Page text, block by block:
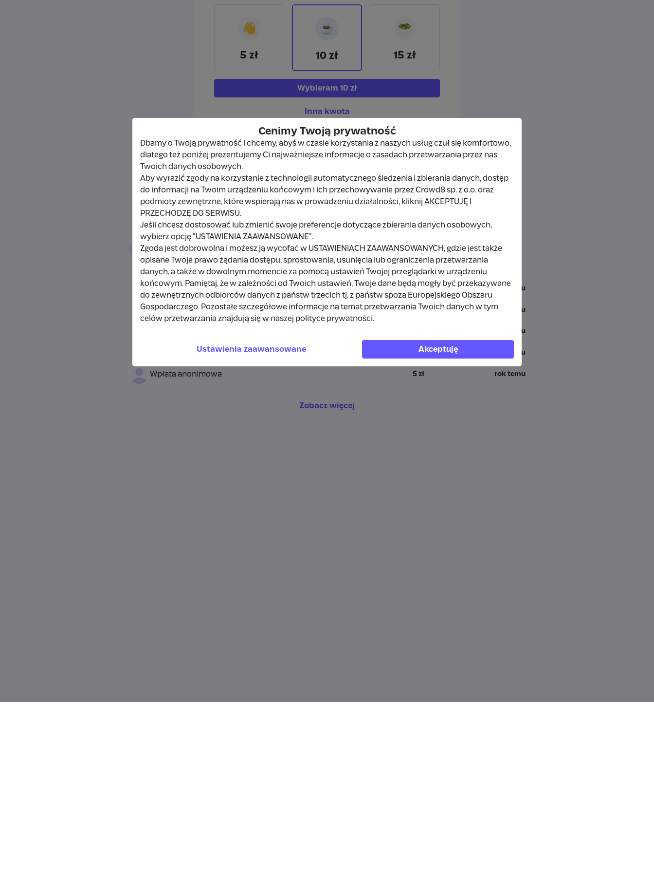
👋
5 zł
☕
10 zł
🥗
15 zł
Wybieram 10 zł
Inna kwota
Udostępnij Zgłoś
Wpłacający/a
Wpłata anonimowa 10 zł miesiąc temu
Damianbloque Wordpress 1 zł 7 miesięcy temu
rok temu
Wpłata anonimowa 10 zł rok temu
Wpłata anonimowa 5 zł rok temu
Zobacz więcej
Cenimy Twoją prywatność
Dbamy o Twoją prywatność i chcemy, abyś w czasie korzystania z naszych usług czuł się komfortowo,
dlatego też poniżej prezentujemy Ci najważniejsze informacje o zasadach przetwarzania przez nas
Twoich danych osobowych.
Aby wyrazić zgody na korzystanie z technologii automatycznego śledzenia i zbierania danych, dostęp
do informacji na Twoim urządzeniu końcowym i ich przechowywanie przez Crowd8 sp. z o.o. oraz
podmioty zewnętrzne, które wspierają nas w prowadzeniu działalności, kliknij AKCEPTUJĘ I
PRZECHODZĘ DO SERWISU.
Jeśli chcesz dostosować lub zmienić swoje preferencje dotyczące zbierania danych osobowych,
wybierz opcję "USTAWIENIA ZAAWANSOWANE".
Zgoda jest dobrowolna i możesz ją wycofać w USTAWIENIACH ZAAWANSOWANYCH, gdzie jest także
opisane Twoje prawo żądania dostępu, sprostowania, usunięcia lub ograniczenia przetwarzania
danych, a także w dowolnym momencie za pomocą ustawień Twojej przeglądarki w urządzeniu
końcowym. Pamiętaj, że w zależności od Twoich ustawień, Twoje dane będą mogły być przekazywane
do zewnętrznych odbiorców danych z państw trzecich tj. z państw spoza Europejskiego Obszaru
Gospodarczego. Pozostałe szczegółowe informacje na temat przetwarzania Twoich danych w tym
celów przetwarzania znajdują się w naszej polityce prywatności.
Ustawienia zaawansowane Akceptuję